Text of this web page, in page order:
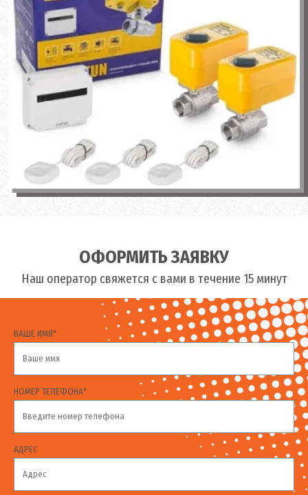
ОФОРМИТЬ ЗАЯВКУ
Наш оператор свяжется с вами в течение 15 минут
ВАШЕ ИМЯ*
НОМЕР ТЕЛЕФОНА*
АДРЕС